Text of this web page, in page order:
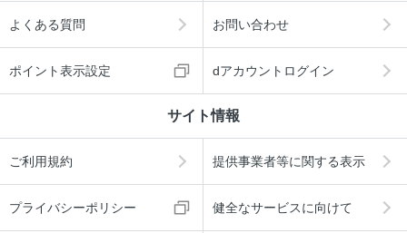
よくある質問 お問い合わせ
ポイント表示設定 dアカウントログイン
サイト情報
ご利用規約 提供事業者等に関する表示
プライバシーポリシー 健全なサービスに向けて